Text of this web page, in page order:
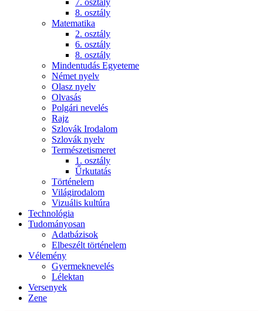
7. osztály
8. osztály
Matematika
2. osztály
6. osztály
8. osztály
Mindentudás Egyeteme
Német nyelv
Olasz nyelv
Olvasás
Polgári nevelés
Rajz
Szlovák Irodalom
Szlovák nyelv
Természetismeret
1. osztály
Űrkutatás
Történelem
Világirodalom
Vizuális kultúra
Technológia
Tudományosan
Adatbázisok
Elbeszélt történelem
Vélemény
Gyermeknevelés
Lélektan
Versenyek
Zene